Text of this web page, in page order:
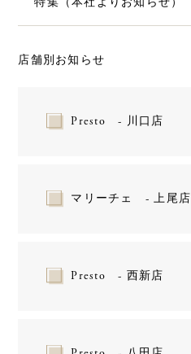
特集（本社よりお知らせ）
店舗別お知らせ
Presto - 川口店
マリーチェ - 上尾店
Presto - 西新店